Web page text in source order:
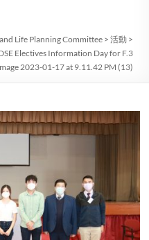
Life Planning Committee >活動 >
Electives Information Day for F.3
2023-01-17 at 9.11.42 PM (13)